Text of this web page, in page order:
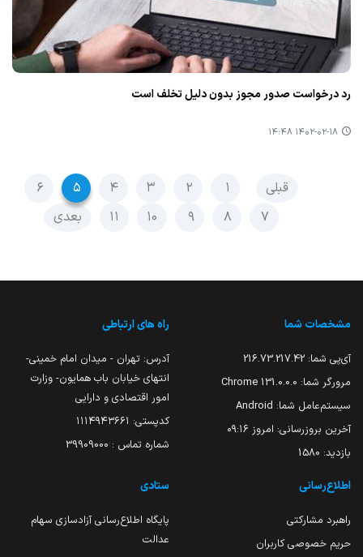
رد درخواست صدور مجوز بدون دلیل تخلف است
۱۴۰۲-۰۲-۱۸ ۱۴:۴۸
قبلی ۱ ۲ ۳ ۴ ۵
۶
۷
۸ ۹ ۱۰ ۱۱ بعدی
مشخصات شما
آی‌پی شما: 216.73.217.42
مرورگر شما: 131.0.0.0 Chrome
سیستم‌عامل شما: Android
آخرین بروزرسانی: امروز ۰۹:۱۶
بازدید: 1580
راه های ارتباطی
آدرس: تهران - میدان امام خمینی-
انتهای خیابان باب همایون- وزارت
امور اقتصادی و دارایی
کدپستی: ۱۱۱۴۹۴۳۶۶۱
شماره تماس : 39909000
اطلاع‌رسانی
راهبرد مشارکتی
حریم خصوصی کاربران
ستادی
پایگاه اطلاع‌رسانی آزادسازی سهام
عدالت